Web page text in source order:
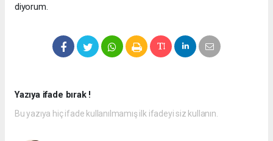
diyorum.
Yazıya ifade bırak !
Bu yazıya hiç ifade kullanılmamış ilk ifadeyi siz kullanın.